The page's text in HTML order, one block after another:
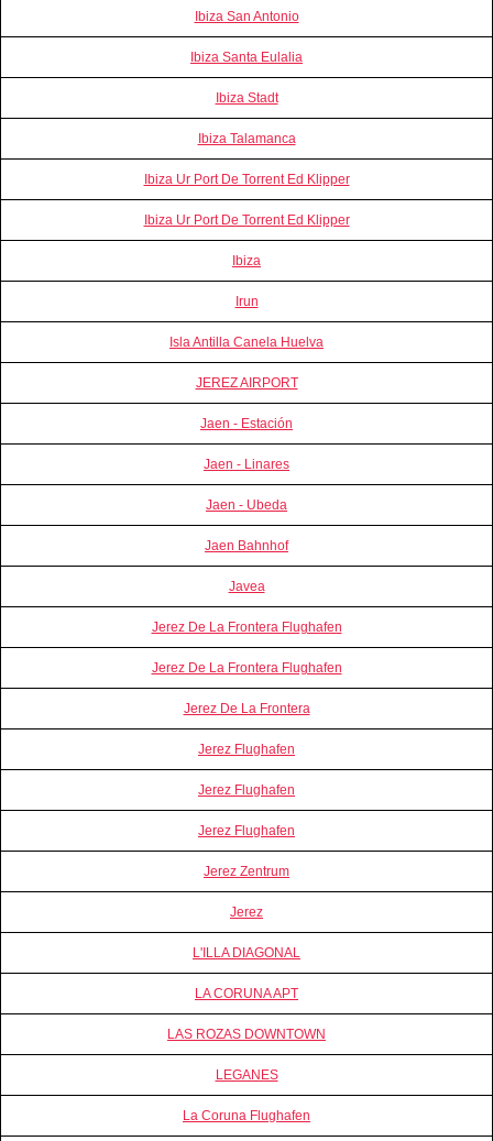
Ibiza San Antonio
Ibiza Santa Eulalia
Ibiza Stadt
Ibiza Talamanca
Ibiza Ur Port De Torrent Ed Klipper
Ibiza Ur Port De Torrent Ed Klipper
Ibiza
Irun
Isla Antilla Canela Huelva
JEREZ AIRPORT
Jaen - Estación
Jaen - Linares
Jaen - Ubeda
Jaen Bahnhof
Javea
Jerez De La Frontera Flughafen
Jerez De La Frontera Flughafen
Jerez De La Frontera
Jerez Flughafen
Jerez Flughafen
Jerez Flughafen
Jerez Zentrum
Jerez
L'ILLA DIAGONAL
LA CORUNA APT
LAS ROZAS DOWNTOWN
LEGANES
La Coruna Flughafen